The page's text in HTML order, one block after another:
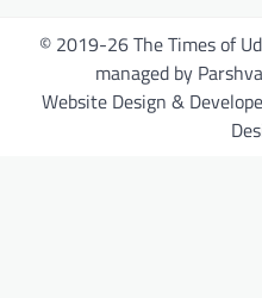
© 2019-26 The Times of
managed by
Website Design &